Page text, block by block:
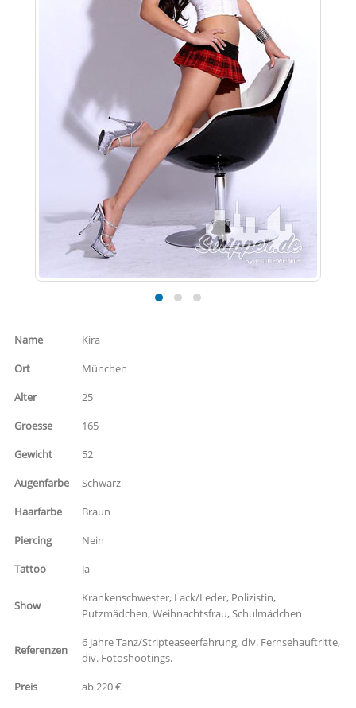
Name
Kira
Ort
München
Alter
25
Groesse
165
Gewicht
52
Augenfarbe
Schwarz
Haarfarbe
Braun
Piercing
Nein
Tattoo
Ja
Show
Krankenschwester, Lack/Leder, Polizistin,
Putzmädchen, Weihnachtsfrau, Schulmädchen
Referenzen
6 Jahre Tanz/Stripteaseerfahrung, div. Fernsehauftritte,
div. Fotoshootings.
Preis
ab 220 €